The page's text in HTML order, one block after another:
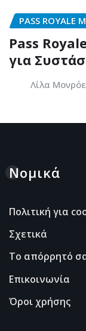
PASS
Pass
για
Λίλα Μονρόε
Νομικά
Πολιτική για
Σχετικά
Το απόρρητό
Επικοινωνία
Όροι χρήσης